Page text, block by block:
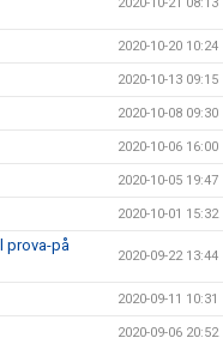
2020-10-20 10:24
2020-10-13 09:15
2020-10-08 09:30
2020-10-06 16:00
2020-10-05 19:47
2020-10-01 15:32
prova-på
2020-09-22 13:44
2020-09-11 10:31
2020-09-06 20:52